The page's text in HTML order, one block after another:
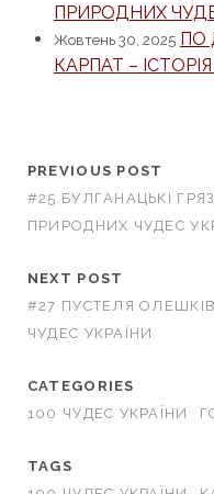
ПРИРОДНИХ
Жовтень 30, 2025 ПО
КАРПАТ –
PREVIOUS POST
#25 БУЛГАНАЦЬКІ
ПРИРОДНИХ ЧУДЕС
NEXT POST
#27 ПУСТЕЛЯ
ЧУДЕС УКРАЇНИ
CATEGORIES
100 ЧУДЕС УКРАЇНИ
TAGS